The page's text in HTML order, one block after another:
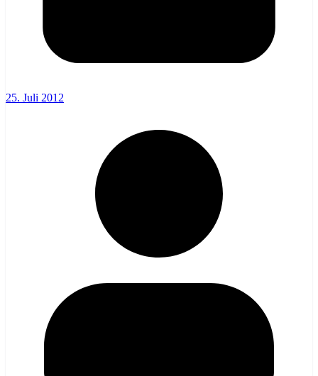
25. Juli 2012